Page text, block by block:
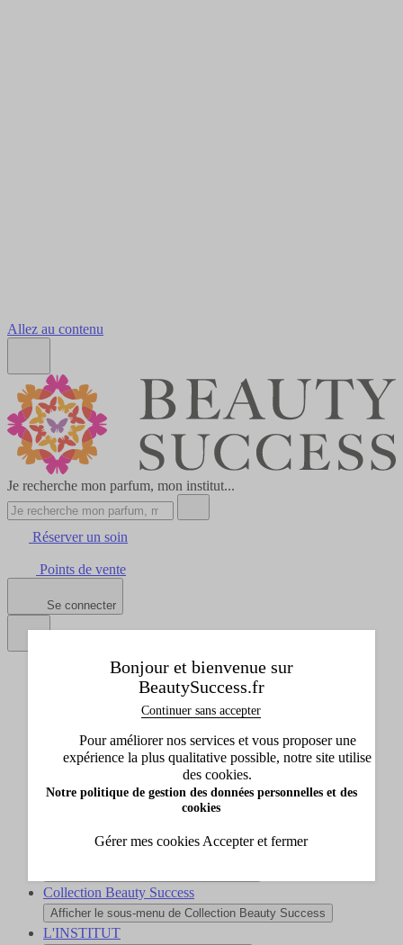
Allez au contenu
Je recherche mon parfum, mon institut...
Réserver un soin
Points de vente
Se connecter
Tous les produits
Afficher le sous-menu de Tous les produits
Marques
Afficher le sous-menu de Marques
Afficher le sous-menu de Promos
Collection Beauty Success
Afficher le sous-menu de Collection Beauty Success
L'INSTITUT
Bonjour et bienvenue sur
BeautySuccess.fr
Continuer sans accepter
Pour améliorer nos services et vous proposer une
expérience la plus qualitative possible, notre site utilise
des cookies.
Notre politique de gestion des données personnelles et des
cookies
Gérer mes cookies Accepter et fermer